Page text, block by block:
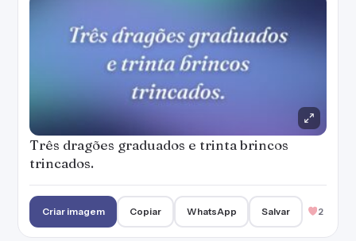
Três dragões graduados e trinta brincos
trincados.
Criar imagem Copiar WhatsApp Salvar 2